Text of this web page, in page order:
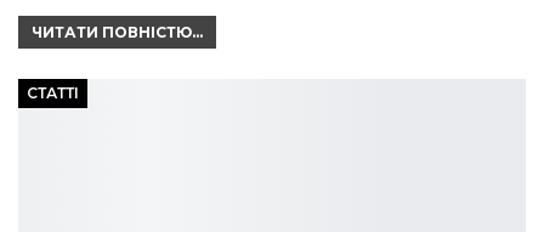
ЧИТАТИ ПОВНІСТЮ...
СТАТТІ